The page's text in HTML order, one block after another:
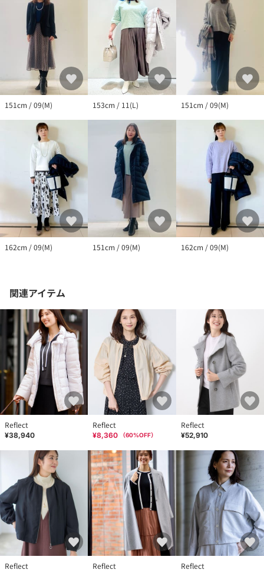
151cm / 09(M) 153cm / 11(L) 151cm / 09(M)
162cm / 09(M) 151cm / 09(M) 162cm / 09(M)
関連アイテム
Reflect
¥38,940
Reflect
¥8,360 （60%OFF）
Reflect
¥52,910
Reflect Reflect Reflect